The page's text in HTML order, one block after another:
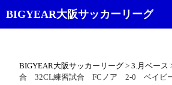
BIGYEAR大阪サッカーリーグ
索
BIGYEAR大阪サッカーリーグ > 3.月ベース
合 32CL練習試合 FCノア 2-0 ベイビ